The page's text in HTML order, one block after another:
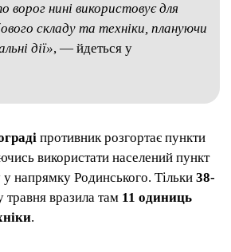
ворог нині використовує для
складу та техніки, плануючи
дії», — йдеться у
противник розгортає пункти
використати населений пункт
у напрямку Родинського. Тільки 38-
травня вразила там 11 одиниць
.